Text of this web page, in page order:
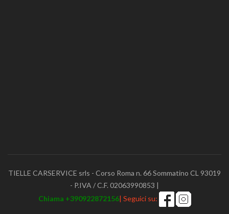
TIELLE CARSERVICE srls - Corso Roma n. 66 Sommatino CL 93019
- P.IVA / C.F. 02063990853 |
Chiama +390922872156| Seguici su: